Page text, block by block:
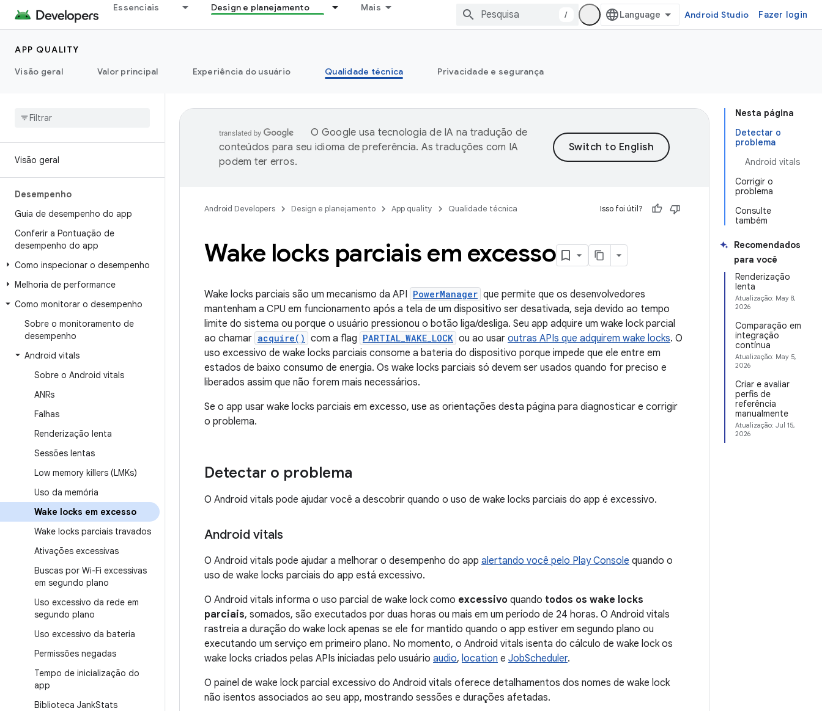
Essenciais Design e planejamento Mais
/ Android Studio Fazer login
APP QUALITY
Visão geral
Valor principal Experiência do usuário Qualidade técnica Privacidade e segurança
Visão geral
Desempenho
Guia de desempenho do app
Conferir a Pontuação de
desempenho do app
Como inspecionar o desempenho
Melhoria de performance
Como monitorar o desempenho
Sobre o monitoramento de
desempenho
Android vitals
Sobre o Android vitals
ANRs
Falhas
Renderização lenta
Sessões lentas
Low memory killers (LMKs)
Uso da memória
Wake locks em excesso
Wake locks parciais travados
Ativações excessivas
Buscas por Wi-Fi excessivas
em segundo plano
Uso excessivo da rede em
segundo plano
Uso excessivo da bateria
Permissões negadas
Tempo de inicialização do
app
Biblioteca JankStats
Nesta página
Detectar o
problema
Android vitals
Corrigir o
problema
Consulte
também
Recomendados
para você
Renderização
lenta
Atualização: May 8,
2026
Comparação em
integração
contínua
Atualização: May 5,
2026
Criar e avaliar
perfis de
referência
manualmente
Atualização: Jul 15,
2026
O Google usa tecnologia de IA na tradução de
conteúdos para seu idioma de preferência. As traduções com IA
podem ter erros.
Android Developers Design e planejamento App quality Qualidade técnica Isso foi útil?
Wake locks parciais em excesso
Wake locks parciais são um mecanismo da API PowerManager que permite que os desenvolvedores
mantenham a CPU em funcionamento após a tela de um dispositivo ser desativada, seja devido ao tempo
limite do sistema ou porque o usuário pressionou o botão liga/desliga. Seu app adquire um wake lock parcial
ao chamar acquire() com a flag PARTIAL_WAKE_LOCK ou ao usar outras APIs que adquirem wake locks. O
uso excessivo de wake locks parciais consome a bateria do dispositivo porque impede que ele entre em
estados de baixo consumo de energia. Os wake locks parciais só devem ser usados quando for preciso e
liberados assim que não forem mais necessários.
Se o app usar wake locks parciais em excesso, use as orientações desta página para diagnosticar e corrigir
o problema.
Detectar o problema
O Android vitals pode ajudar você a descobrir quando o uso de wake locks parciais do app é excessivo.
Android vitals
O Android vitals pode ajudar a melhorar o desempenho do app alertando você pelo Play Console quando o
uso de wake locks parciais do app está excessivo.
O Android vitals informa o uso parcial de wake lock como excessivo quando todos os wake locks
parciais, somados, são executados por duas horas ou mais em um período de 24 horas. O Android vitals
rastreia a duração do wake lock apenas se ele for mantido quando o app estiver em segundo plano ou
executando um serviço em primeiro plano. No momento, o Android vitals isenta do cálculo de wake lock os
wake locks criados pelas APIs iniciadas pelo usuário audio, location e JobScheduler.
O painel de wake lock parcial excessivo do Android vitals oferece detalhamentos dos nomes de wake lock
não isentos associados ao seu app, mostrando sessões e durações afetadas.